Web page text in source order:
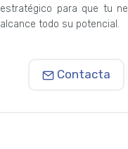
estratégico para que tu
alcance todo su potencial.
Contacta